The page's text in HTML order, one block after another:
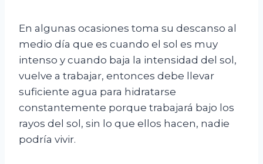
En algunas ocasiones toma su descanso al
medio día que es cuando el sol es muy
intenso y cuando baja la intensidad del sol,
vuelve a trabajar, entonces debe llevar
suficiente agua para hidratarse
constantemente porque trabajará bajo los
rayos del sol, sin lo que ellos hacen, nadie
podría vivir.